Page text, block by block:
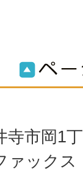
市岡1
ックス